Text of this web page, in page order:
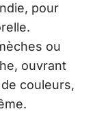
pour
ou
ouvrant
couleurs,